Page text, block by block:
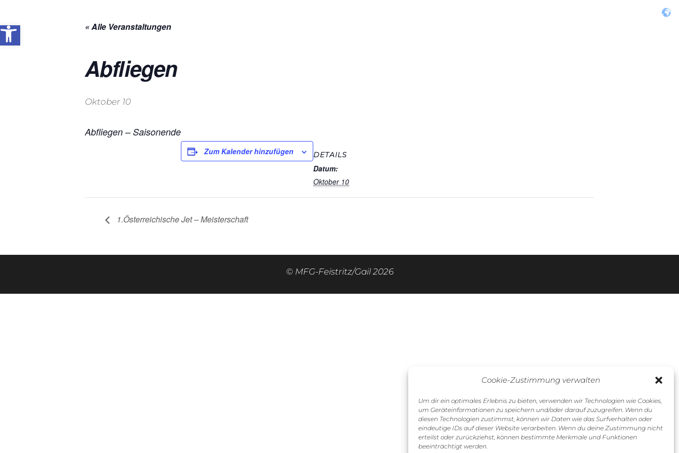
Open toolbar
Cookie-Zustimmung verwalten
Um dir ein optimales Erlebnis zu bieten, verwenden wir Technologien wie Cookies,
um Geräteinformationen zu speichern und/oder darauf zuzugreifen. Wenn du
diesen Technologien zustimmst, können wir Daten wie das Surfverhalten oder
eindeutige IDs auf dieser Website verarbeiten. Wenn du deine Zustimmung nicht
erteilst oder zurückziehst, können bestimmte Merkmale und Funktionen
beeinträchtigt werden.
the
content
« Alle Veranstaltungen
Abfliegen
Oktober 10
Abfliegen – Saisonende
Zum Kalender hinzufügen DETAILS
Datum:
Oktober 10
1.Österreichische Jet – Meisterschaft
© MFG-Feistritz/Gail 2026